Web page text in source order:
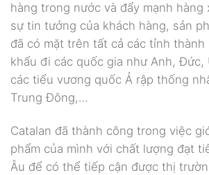
hàng trong nước và đẩy mạnh
sự tin tưởng của khách hàng, sản
đã có mặt trên tất cả các tỉnh thành
khẩu đi các quốc gia như Anh, Đức,
các tiểu vương quốc Ả rập thống
Trung Đông,…
Catalan đã thành công trong việc
phẩm của mình với chất lượng đạt
Âu để có thể tiếp cận được thị